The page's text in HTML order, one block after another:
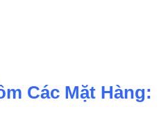
Các Mặt Hàng: